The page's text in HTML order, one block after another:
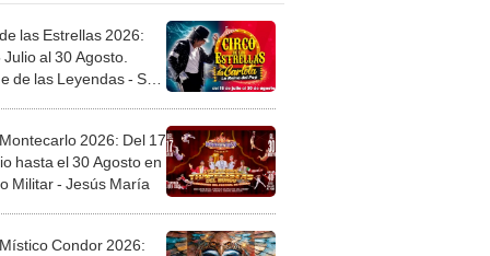
las Estrellas 2026:
Julio al 30 Agosto.
de las Leyendas - San
2026: Del 17
hasta el 30 Agosto en
Militar - Jesús María
Condor 2026: